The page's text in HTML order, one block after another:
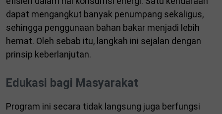
dapat mengangkut banyak penumpang sekaligus,
sehingga penggunaan bahan bakar menjadi lebih
hemat. Oleh sebab itu, langkah ini sejalan dengan
prinsip keberlanjutan.
Edukasi bagi Masyarakat
Program ini secara tidak langsung juga berfungsi